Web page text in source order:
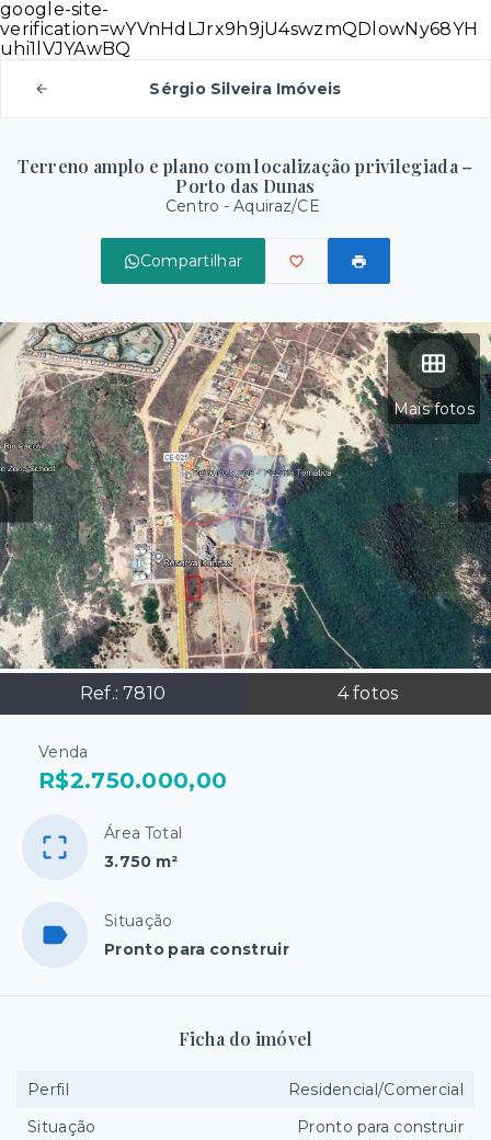
google-site-
verification=wYVnHdLJrx9h9jU4swzmQDlowNy68YH
uhi1lVJYAwBQ
Sérgio Silveira Imóveis
Terreno amplo e plano com localização privilegiada –
Porto das Dunas
Centro - Aquiraz/CE
Compartilhar
Mais fotos
Ref.: 7810 4fotos
Venda
R$2.750.000,00
Área Total
3.750 m²
Situação
Pronto para construir
Ficha do imóvel
Perfil
Residencial/Comercial
Situação
Pronto para construir